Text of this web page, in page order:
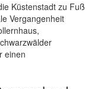
Küstenstadt zu Fuß
Vergangenheit
einen